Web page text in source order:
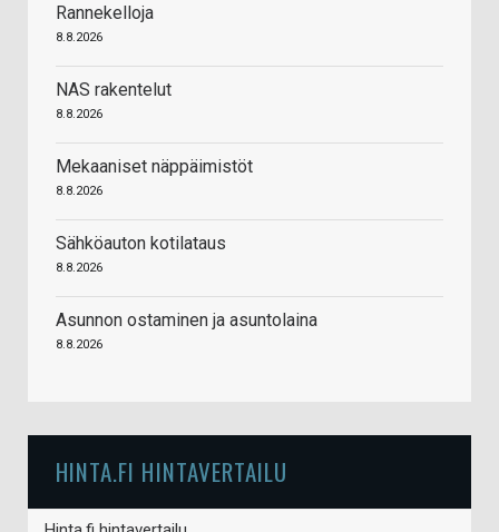
Rannekelloja
8.8.2026
NAS rakentelut
8.8.2026
Mekaaniset näppäimistöt
8.8.2026
Sähköauton kotilataus
8.8.2026
Asunnon ostaminen ja asuntolaina
8.8.2026
HINTA.FI HINTAVERTAILU